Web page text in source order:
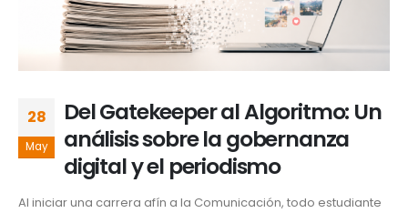
28
May
Del Gatekeeper al Algoritmo: Un
análisis sobre la gobernanza
digital y el periodismo
Al iniciar una carrera afín a la Comunicación, todo estudiante